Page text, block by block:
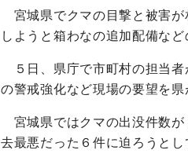
宮城県でクマの目撃と被害が
しようと箱わなの追加配備など
５日、県庁で市町村の担当者
の警戒強化など現場の要望を県
宮城県ではクマの出没件数が
去最悪だった６件に迫ろうとし